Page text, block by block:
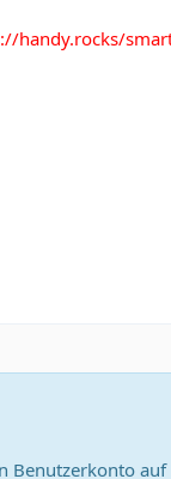
handy.rocks/
Benutzerkonto auf